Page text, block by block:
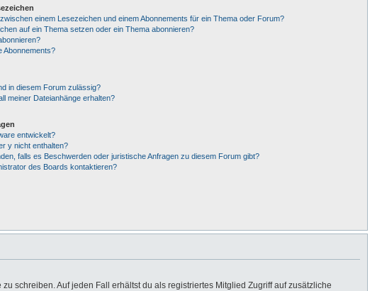
einem Lesezeichen und einem Abonnements für ein Thema oder Forum?
auf ein Thema setzen oder ein Thema abonnieren?
Abonnements?
in diesem Forum zulässig?
meiner Dateianhänge erhalten?
entwickelt?
y nicht enthalten?
falls es Beschwerden oder juristische Anfragen zu diesem Forum gibt?
des Boards kontaktieren?
schreiben. Auf jeden Fall erhältst du als registriertes Mitglied Zugriff auf zusätzliche